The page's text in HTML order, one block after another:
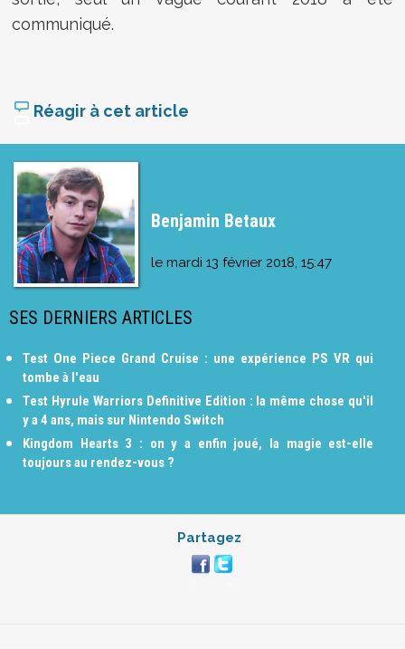
communiqué.
Réagir à cet article
Benjamin Betaux
le mardi 13 février 2018, 15:47
SES DERNIERS ARTICLES
Test One Piece Grand Cruise : une expérience PS VR qui
tombe à l'eau
Test Hyrule Warriors Definitive Edition : la même chose qu'il
y a 4 ans, mais sur Nintendo Switch
Kingdom Hearts 3 : on y a enfin joué, la magie est-elle
toujours au rendez-vous ?
Partagez